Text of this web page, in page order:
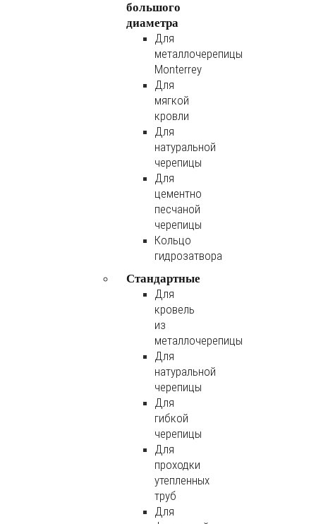
большого
диаметра
Для
металлочерепицы
Monterrey
Для
мягкой
кровли
Для
натуральной
черепицы
Для
цементно
песчаной
черепицы
Кольцо
гидрозатвора
Стандартные
Для
кровель
из
металлочерепицы
Для
натуральной
черепицы
Для
гибкой
черепицы
Для
проходки
утепленных
труб
Для